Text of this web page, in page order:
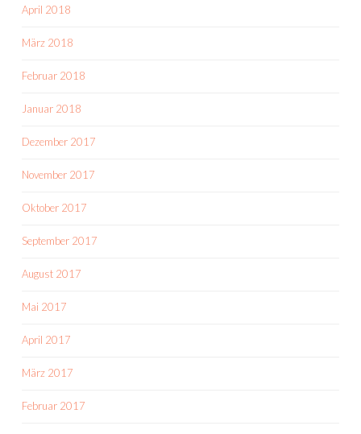
April 2018
März 2018
Februar 2018
Januar 2018
Dezember 2017
November 2017
Oktober 2017
September 2017
August 2017
Mai 2017
April 2017
März 2017
Februar 2017